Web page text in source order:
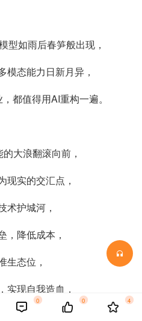
型如雨后春笋般出现，
模态能力日新月异，
都值得用AI重构一遍。
大浪翻滚向前，
现实的交汇点，
术护城河，
，降低成本，
生态位，
实现自我造血，
，决定胜负的关键。
0 0 4